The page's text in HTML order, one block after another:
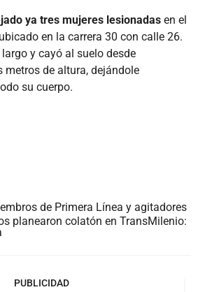
ya tres mujeres lesionadas en el
en la carrera 30 con calle 26.
y cayó al suelo desde
metros de altura, dejándole
su cuerpo.
de Primera Línea y agitadores
planearon colatón en TransMilenio:
PUBLICIDAD